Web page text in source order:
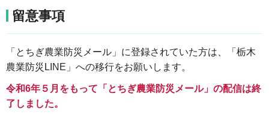
留意事項
「とちぎ農業防災メール」に登録されていた方は、「栃木
農業防災LINE」への移行をお願いします。
令和6年５月をもって「とちぎ農業防災メール」の配信は終
了しました。